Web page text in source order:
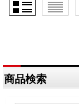
商品検索